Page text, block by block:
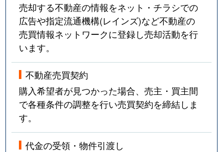
売却する不動産の情報をネット・チラシでの
広告や指定流通機構(レインズ)など不動産の
売買情報ネットワークに登録し売却活動を行
います。
不動産売買契約
購入希望者が見つかった場合、売主・買主間
で各種条件の調整を行い売買契約を締結しま
す。
代金の受領・物件引渡し